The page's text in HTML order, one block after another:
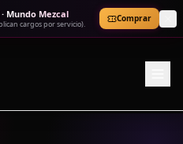
Mundo Mezcal
cargos por servicio).
Comprar